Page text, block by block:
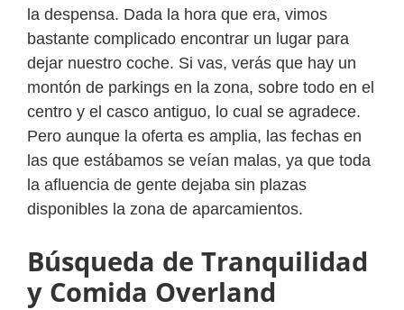
la despensa. Dada la hora que era, vimos
bastante complicado encontrar un lugar para
dejar nuestro coche. Si vas, verás que hay un
montón de parkings en la zona, sobre todo en el
centro y el casco antiguo, lo cual se agradece.
Pero aunque la oferta es amplia, las fechas en
las que estábamos se veían malas, ya que toda
la afluencia de gente dejaba sin plazas
disponibles la zona de aparcamientos.
Búsqueda de Tranquilidad
y Comida Overland